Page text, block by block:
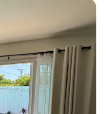
„Odabrali gosti”